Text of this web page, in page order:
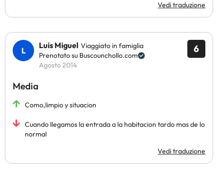
Vedi traduzione
6
Luis Miguel Viaggiato in famiglia
Prenotato su Buscounchollo.com
Agosto 2014
Media
Como,limpio y situacion
Cuando llegamos la entrada a la habitacion tardo mas de lo
normal
Vedi traduzione